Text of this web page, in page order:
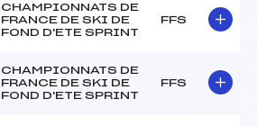
CHAMPIONNATS DE
FRANCE DE SKI DE
FOND D'ETE SPRINT
FFS
CHAMPIONNATS DE
FRANCE DE SKI DE
FOND D'ETE SPRINT
FFS